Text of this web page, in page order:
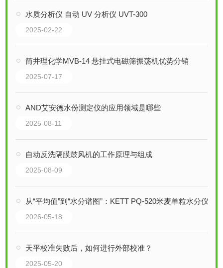
水质分析仪 自动 UV 分析仪 UVT-300
2025-02-22
筒井理化学MVB-14 悬挂式电磁筛振荡机优势分销
2025-07-17
AND艾安德水份测定仪的应用领域是哪些
2025-08-11
自动反洗隔膜鼓风机的工作原理与组成
2025-08-09
从“平均值”到“水分谱图”：KETT PQ-520米麦单粒水分仪技术解析
2026-05-18
天平校准失败后，如何进行外部校准？
2025-05-20